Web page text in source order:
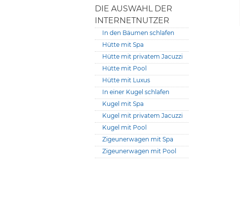
DIE AUSWAHL DER
INTERNETNUTZER
In den Bäumen schlafen
Hütte mit Spa
Hütte mit privatem Jacuzzi
Hütte mit Pool
Hütte mit Luxus
In einer Kugel schlafen
Kugel mit Spa
Kugel mit privatem Jacuzzi
Kugel mit Pool
Zigeunerwagen mit Spa
Zigeunerwagen mit Pool